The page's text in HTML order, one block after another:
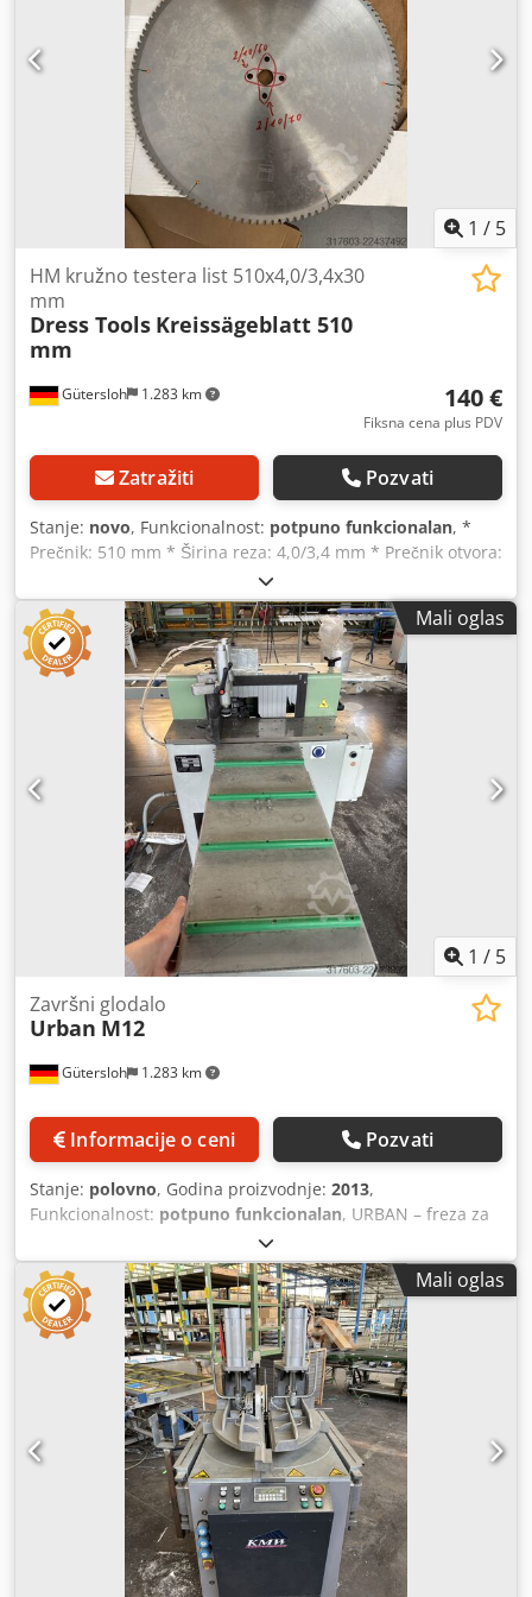
Maks. ugao nagiba [°]: 45 - Napon [V]: 400 - Potrošnja
struje [A]: 8,5 - Osigurač [A]: 16 - Snaga [kW]: 7,3 -
Dimenzije za transport: 1850 mm x 1050 mm x 1400 mm (d
x š x v) - Težina za transport [kg]: 500 kg - Paketi za
transport [kom]: 1 Finansijske informacije PDV: Navedena
cena je bez PDV-a PDV/različita stopa PDV-a: PDV se može
odbiti za preduzeća Dostava i zamena su moguće u bilo
koje vreme za sve iz industrijskog sektora Yorick Diebels
1 / 5
Gütersloh 1.283 km
HM kružno testera list 510x4,0/3,4x30
mm
Dress Tools Kreissägeblatt 510
mm
140 €
Fiksna cena plus PDV
Zatražiti Pozvati
Stanje: novo, Funkcionalnost: potpuno funkcionalan, *
Prečnik: 510 mm * Širina reza: 4,0/3,4 mm * Prečnik otvora:
30 mm * Broj zuba: 120 * Oblik zuba: Trapezoidni, ravni *
Sporedni otvori: 2/10/60, 2/10/70 Djdpfxozp Dxyj Aa Hjwa
Na raspolaganju 6 komada.
Mali oglas
1 / 5
Gütersloh 1.283 km
Završni glodalo
Urban M12
Informacije o ceni Pozvati
Stanje: polovno, Godina proizvodnje: 2013,
Funkcionalnost: potpuno funkcionalan, URBAN – freza za
obrezivanje ivica oko stubova u urbanim sredinama.
Djdpfx Aszpyhkja Hswa
Mali oglas